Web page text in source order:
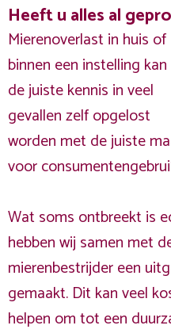
Heeft u alles al
Mierenoverlast in huis of
binnen een instelling
de juiste kennis in veel
gevallen zelf opgelost
worden met de juiste
voor
Wat soms ontbreekt is
hebben wij samen met
mierenbestrijder een
gemaakt. Dit kan veel
helpen om tot een